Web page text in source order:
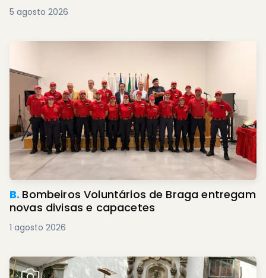
5 agosto 2026
B. Bombeiros Voluntários de Braga entregam
novas divisas e capacetes
1 agosto 2026